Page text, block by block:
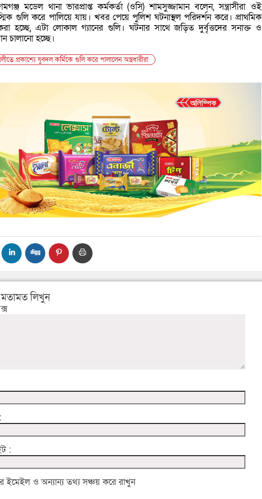
মডেল থানা ভারপ্রাপ্ত কর্মকর্তা (ওসি) শামসুজ্জামান বলেন, সন্ত্রাসীরা ওই
গুলি করে পালিয়ে যায়। খবর পেয়ে পুলিশ ঘটনাস্থল পরিদর্শন করে। প্রাথমিক
হচ্ছে, এটা লোকাল গ্যানের গুলি। ঘটনার সাথে জড়িত দুর্বৃত্তদের সনাক্ত ও
চালানো হচ্ছে।
প্রকাশ্যে যুবদল কর্মিকে গুলি করে পালালেন অস্ত্রধারীরা
লিখুন
:
ইমেইল ও অন্যান্য তথ্য সঞ্চয় করে রাখুন